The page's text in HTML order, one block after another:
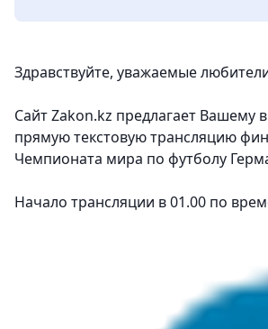
Здравствуйте, уважаемые
Сайт Zakon.kz предлагает Вашему
прямую текстовую трансляцию
Чемпионата мира по футболу
Начало трансляции в 01.00 по